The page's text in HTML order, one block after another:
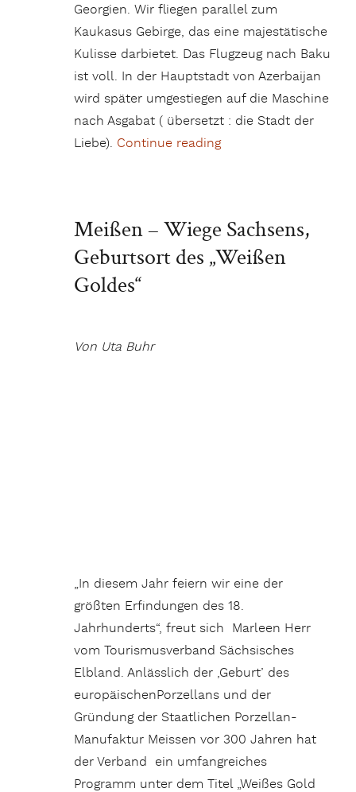
Georgien. Wir fliegen parallel zum
Kaukasus Gebirge, das eine majestätische
Kulisse darbietet. Das Flugzeug nach Baku
ist voll. In der Hauptstadt von Azerbaijan
wird später umgestiegen auf die Maschine
nach Asgabat ( übersetzt : die Stadt der
Liebe). Continue reading„Eine Reise in die
Meißen – Wiege Sachsens,
Geburtsort des „Weißen
Goldes“
Von Uta Buhr
Manufaktur Meissen vor 300 Jahren hat
der Verband ein umfangreiches
Programm unter dem Titel „Weißes Gold
erleben“ gestaltet, das Menschen aus aller
Welt mit der Entstehung des Meissner
Porzellans vertraut machen soll.
„Wir haben eine Art Tour d’Horizon durch
die Geschichte des Porzellans in der
gesamten Region erarbeitet. Dresden